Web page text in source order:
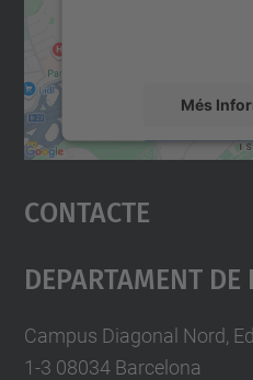
Més
powered by
Contacte
Departament De
Campus Diagonal Nord,
1-3 08034 Barcelona